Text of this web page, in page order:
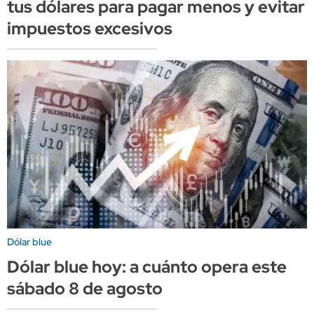
tus dólares para pagar menos y evitar
impuestos excesivos
Dólar blue
Dólar blue hoy: a cuánto opera este
sábado 8 de agosto